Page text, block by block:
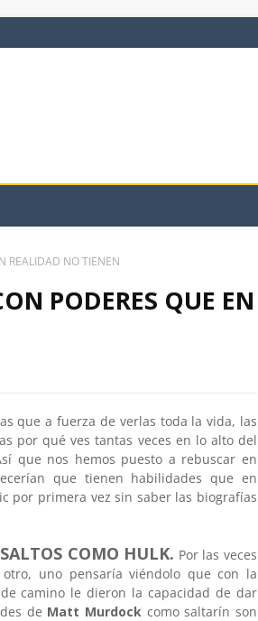
REALIDAD NO TIENEN
PODERES QUE EN
que a fuerza de verlas toda la vida, las
por qué ves tantas veces en lo alto del
que nos hemos puesto a rebuscar en
que tienen habilidades que en
por primera vez sin saber las biografías
COMO HULK. Por las veces
uno pensaría viéndolo que con la
camino le dieron la capacidad de dar
de Matt Murdock como saltarín son